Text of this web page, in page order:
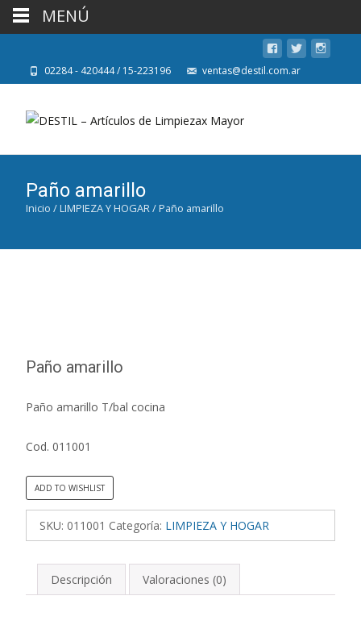
02284 - 420444 / 15-223196 ventas@destil.com.ar
Paño amarillo
Inicio /LIMPIEZA Y HOGAR/ Paño amarillo
Paño amarillo
Paño amarillo T/bal cocina
Cod. 011001
ADD TO WISHLIST
SKU: 011001 Categoría: LIMPIEZA Y HOGAR
Descripción Valoraciones (0)
MENÚ